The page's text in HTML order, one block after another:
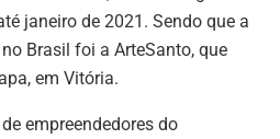
janeiro de 2021. Sendo que a
Brasil foi a ArteSanto, que
em Vitória.
empreendedores do